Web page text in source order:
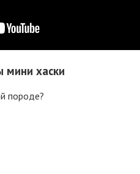
мини хаски
породе?